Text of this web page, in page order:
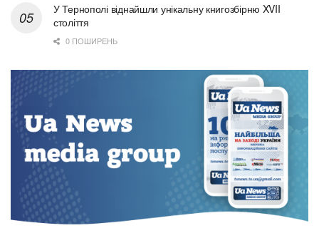
У Тернополі віднайшли унікальну книгозбірню XVII
століття
0 ПОШИРЕНЬ